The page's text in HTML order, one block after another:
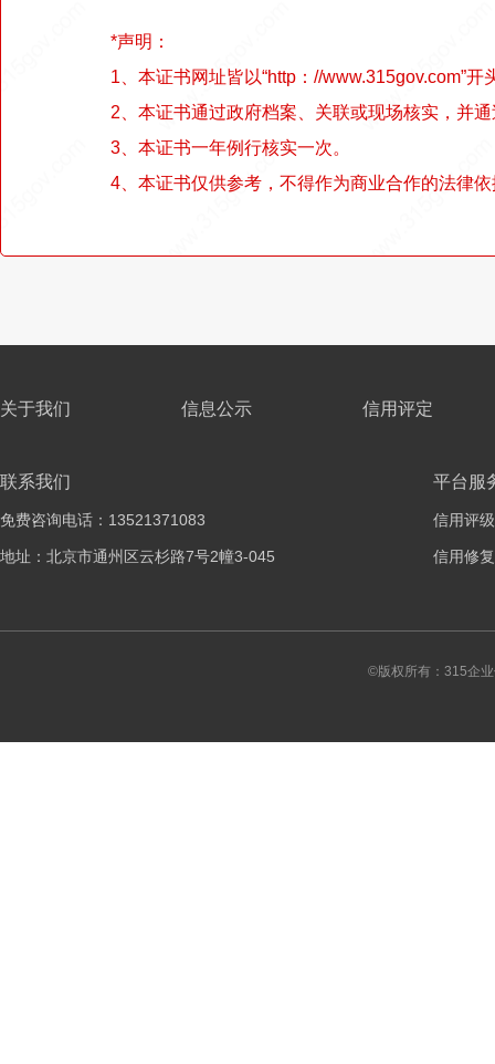
*声明：
1、本证书网址皆以“http：//www.315gov.com”开
2、本证书通过政府档案、关联或现场核实，并
3、本证书一年例行核实一次。
4、本证书仅供参考，不得作为商业合作的法律
关于我们 信息公示 信用评定
联系我们
免费咨询电话：13521371083
地址：北京市通州区云杉路7号2幢3-045
平台服
信用评级
信用修复
©版权所有：315企